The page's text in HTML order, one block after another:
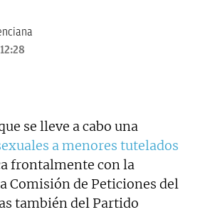
se lleve a cabo una
a menores tutelados
frontalmente con la
Comisión de Peticiones del
también del Partido